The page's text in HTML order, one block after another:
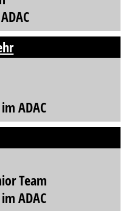
ADAC
Team
ADAC